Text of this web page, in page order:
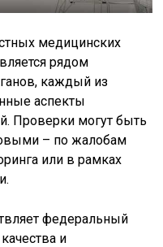
медицинских
рядом
каждый из
аспекты
Проверки могут быть
– по жалобам
или в рамках
федеральный
и